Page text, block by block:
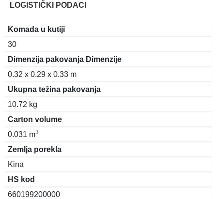
LOGISTIČKI PODACI
Komada u kutiji
30
Dimenzija pakovanja Dimenzije
0.32 x 0.29 x 0.33 m
Ukupna težina pakovanja
10.72 kg
Carton volume
0.031 m3
Zemlja porekla
Kina
HS kod
660199200000